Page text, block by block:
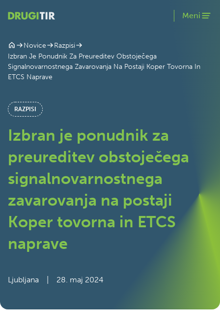
Meni
Novice
Razpisi
Izbran Je Ponudnik Za Preureditev Obstoječega
Signalnovarnostnega Zavarovanja Na Postaji Koper Tovorna In
ETCS Naprave
RAZPISI
Izbran je ponudnik za
preureditev obstoječega
signalnovarnostnega
zavarovanja na postaji
Koper tovorna in ETCS
naprave
Ljubljana 28. maj 2024